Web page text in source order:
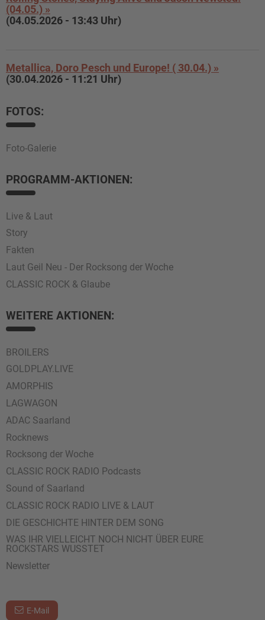
(04.05.) »
(04.05.2026 - 13:43 Uhr)
Metallica, Doro Pesch und Europe! ( 30.04.) »
(30.04.2026 - 11:21 Uhr)
FOTOS:
Foto-Galerie
PROGRAMM-AKTIONEN:
Live & Laut
Story
Fakten
Laut Geil Neu - Der Rocksong der Woche
CLASSIC ROCK & Glaube
WEITERE AKTIONEN:
BROILERS
GOLDPLAY.LIVE
AMORPHIS
LAGWAGON
ADAC Saarland
Rocknews
Rocksong der Woche
CLASSIC ROCK RADIO Podcasts
Sound of Saarland
CLASSIC ROCK RADIO LIVE & LAUT
DIE GESCHICHTE HINTER DEM SONG
WAS IHR VIELLEICHT NOCH NICHT ÜBER EURE
ROCKSTARS WUSSTET
Newsletter
E-Mail